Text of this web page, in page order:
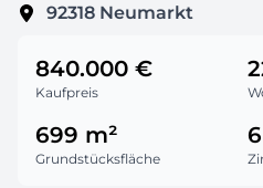
92318 Neumarkt
Kaufpreis
840.000 €
Grundstücksfläche
699 m² 6